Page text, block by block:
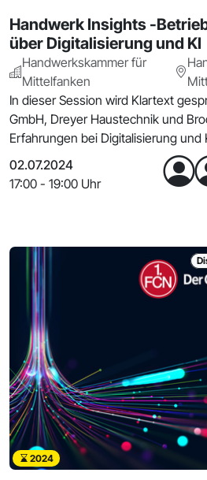
Handwerk Insights -
über Digitalisierung und KI
Handwerkskammer für
Mittelfanken
In dieser Session wird Klartext
GmbH, Dreyer Haustechnik und
Erfahrungen bei Digitalisierung und
02.07.2024
17:00 - 19:00 Uhr
2024